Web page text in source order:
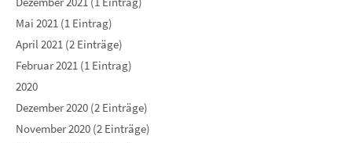
Mai 2021 (1 Eintrag)
April 2021 (2 Einträge)
Februar 2021 (1 Eintrag)
2020
Dezember 2020 (2 Einträge)
November 2020 (2 Einträge)